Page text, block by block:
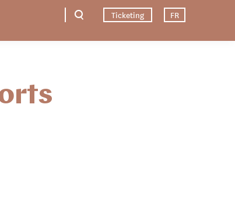
Ticketing FR